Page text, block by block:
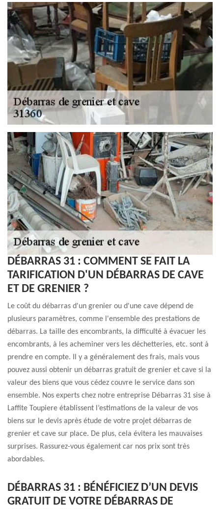
DÉBARRAS 31 : COMMENT SE FAIT LA
TARIFICATION D'UN DÉBARRAS DE CAVE
ET DE GRENIER ?
Le coût du débarras d'un grenier ou d'une cave dépend de
plusieurs paramètres, comme l'ensemble des prestations de
débarras. La taille des encombrants, la difficulté à évacuer les
encombrants, à les acheminer vers les déchetteries, etc. sont à
prendre en compte. Il y a généralement des frais, mais vous
pouvez aussi obtenir un débarras gratuit de grenier et cave si la
valeur des biens que vous cédez couvre le service dans son
ensemble. Nos experts chez notre entreprise Débarras 31 sise à
Laffite Toupiere établissent l’estimations de la valeur de vos
biens sur le devis après étude de votre projet débarras de
grenier et cave sur place. De plus, cela évitera les mauvaises
surprises. Rassurez-vous également car nos prix sont très
abordables.
DÉBARRAS 31 : BÉNÉFICIEZ D’UN DEVIS
GRATUIT DE VOTRE DÉBARRAS DE